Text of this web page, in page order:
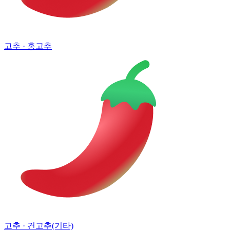
고추 · 홍고추
고추 · 건고추(기타)